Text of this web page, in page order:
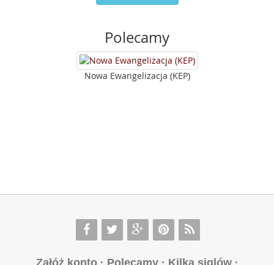
Polecamy
Nowa Ewangelizacja (KEP)
Załóż konto· Polecamy· Kilka siglów·